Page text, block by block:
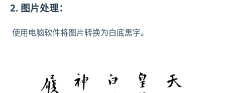
2. 图片处理：
使用电脑软件将图片转换为白底黑字。